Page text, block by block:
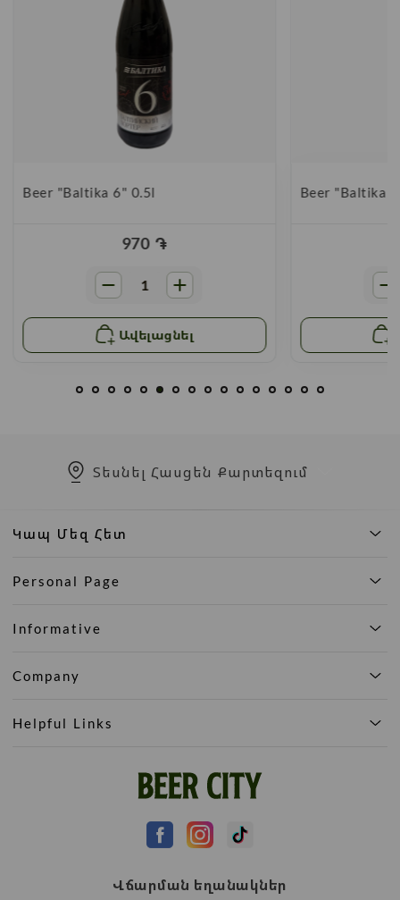
Beer "Baltika 6" 0.5l
970 ֏
Ավելացնել
Beer "Baltika
Տեսնել Հասցեն Քարտեզում
Կապ Մեզ Հետ
Personal Page
Informative
Company
Helpful Links
Վճարման եղանակներ